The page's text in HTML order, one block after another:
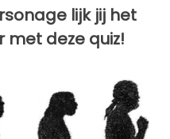
lijk jij het
met deze quiz!